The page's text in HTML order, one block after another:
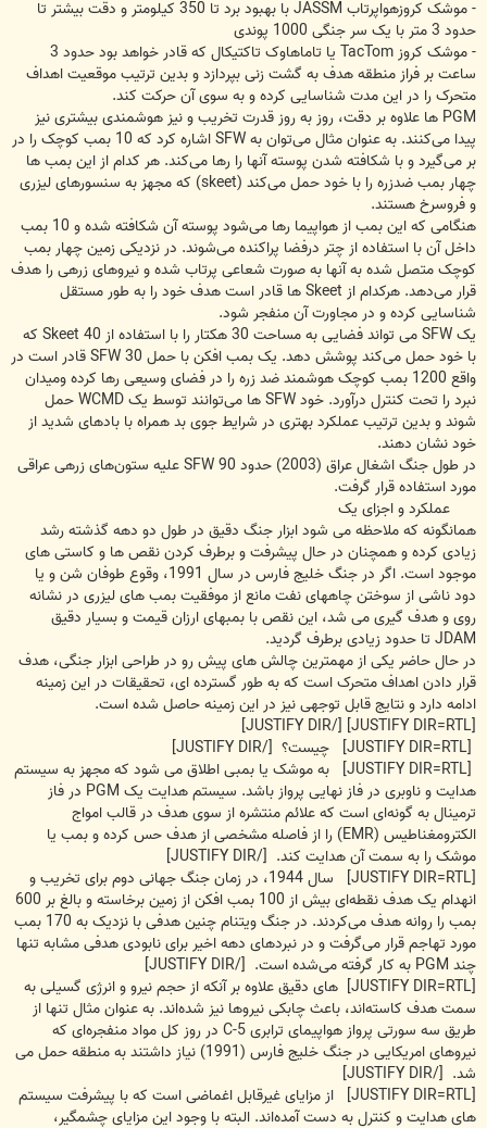
- موشک کروزهواپرتاب JASSM با بهبود برد تا 350 کیلومتر و دقت بیشتر تا
حدود 3 متر با یک سر جنگی 1000 پوندی
- موشک کروز TacTom یا تاماهاوک تاکتیکال که قادر خواهد بود حدود 3
ساعت بر فراز منطقه هدف به گشت زنی بپردازد و بدین ترتیب موقعیت اهداف
متحرک را در این مدت شناسایی کرده و به سوی آن حرکت کند.
PGM ها علاوه بر دقت، روز به روز قدرت تخریب و نیز هوشمندی بیشتری نیز
پیدا می‌کنند. به عنوان مثال می‌توان به SFW اشاره کرد که 10 بمب کوچک را در
بر می‌گیرد و با شکافته شدن پوسته آنها را رها می‌کند. هر کدام از این بمب ها
چهار بمب ضدزره را با خود حمل می‌کند (skeet) که مجهز به سنسورهای لیزری
و فروسرخ هستند.
هنگامی که این بمب از هواپیما رها می‌شود پوسته آن شکافته شده و 10 بمب
داخل آن با استفاده از چتر درفضا پراکنده می‌شوند. در نزدیکی زمین چهار بمب
کوچک متصل شده به آنها به صورت شعاعی پرتاب شده و نیروهای زرهی را هدف
قرار می‌دهد. هرکدام از Skeet ها قادر است هدف خود را به طور مستقل
شناسایی کرده و در مجاورت آن منفجر شود.
یک SFW می تواند فضایی به مساحت 30 هکتار را با استفاده از 40 Skeet که
با خود حمل می‌کند پوشش دهد. یک بمب افکن با حمل 30 SFW قادر است در
واقع 1200 بمب کوچک هوشمند ضد زره را در فضای وسیعی رها کرده ومیدان
نبرد را تحت کنترل درآورد. خود SFW ها می‌توانند توسط یک WCMD حمل
شوند و بدین ترتیب عملکرد بهتری در شرایط جوی بد همراه با بادهای شدید از
خود نشان دهند.
در طول جنگ اشغال عراق (2003) حدود 90 SFW علیه ستون‌های زرهی عراقی
مورد استفاده قرار گرفت.
عملکرد و اجزای یک
همانگونه که ملاحظه می شود ابزار جنگ دقیق در طول دو دهه گذشته رشد
زیادی کرده و همچنان در حال پیشرفت و برطرف کردن نقص ها و کاستی های
موجود است. اگر در جنگ خلیج فارس در سال 1991، وقوع طوفان شن و یا
دود ناشی از سوختن چاههای نفت مانع از موفقیت بمب های لیزری در نشانه
روی و هدف گیری می شد، این نقص با بمبهای ارزان قیمت و بسیار دقیق
JDAM تا حدود زیادی برطرف گردید.
در حال حاضر یکی از مهمترین چالش های پیش رو در طراحی ابزار جنگی، هدف
قرار دادن اهداف متحرک است که به طور گسترده ای، تحقیقات در این زمینه
ادامه دارد و نتایج قابل توجهی نیز در این زمینه حاصل شده است.
[JUSTIFY DIR=RTL] [/JUSTIFY DIR]
[JUSTIFY DIR=RTL] چیست؟ [/JUSTIFY DIR]
[JUSTIFY DIR=RTL] به موشک یا بمبی اطلاق می شود که مجهز به سیستم
هدایت و ناوبری در فاز نهایی پرواز باشد. سیستم هدایت یک PGM در فاز
ترمینال به گونه‌ای است که علائم منتشره از سوی هدف در قالب امواج
الکترومغناطیس (EMR) را از فاصله مشخصی از هدف حس کرده و بمب یا
موشک را به سمت آن هدایت کند. [/JUSTIFY DIR]
[JUSTIFY DIR=RTL] سال 1944، در زمان جنگ جهانی دوم برای تخریب و
انهدام یک هدف نقطه‌ای بیش از 100 بمب افکن از زمین برخاسته و بالغ بر 600
بمب را روانه هدف می‌کردند. در جنگ ویتنام چنین هدفی با نزدیک به 170 بمب
مورد تهاجم قرار می‌گرفت و در نبردهای دهه اخیر برای نابودی هدفی مشابه تنها
چند PGM به کار گرفته می‌شده است. [/JUSTIFY DIR]
[JUSTIFY DIR=RTL] ‌های دقیق علاوه بر آنکه از حجم نیرو و انرژی گسیلی به
سمت هدف کاسته‌اند، باعث چابکی نیروها نیز شده‌اند. به عنوان مثال تنها از
طریق سه سورتی پرواز هواپیمای ترابری C-5 در روز کل مواد منفجره‌ای که
نیروهای امریکایی در جنگ خلیج فارس (1991) نیاز داشتند به منطقه حمل می
شد. [/JUSTIFY DIR]
[JUSTIFY DIR=RTL] از مزایای غیرقابل اغماضی است که با پیشرفت سیستم
های هدایت و کنترل به دست آمده‌اند. البته با وجود این مزایای چشمگیر،